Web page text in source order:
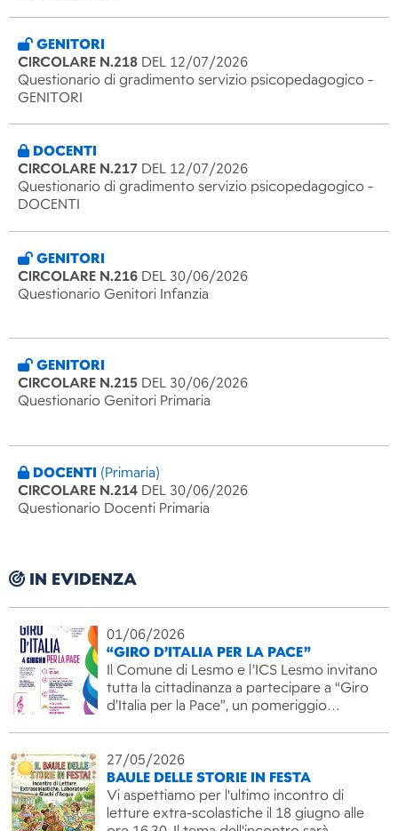
GENITORI
CIRCOLARE N.218 DEL 12/07/2026
Questionario di gradimento servizio psicopedagogico -
GENITORI
DOCENTI
CIRCOLARE N.217 DEL 12/07/2026
Questionario di gradimento servizio psicopedagogico -
DOCENTI
GENITORI
CIRCOLARE N.216 DEL 30/06/2026
Questionario Genitori Infanzia
GENITORI
CIRCOLARE N.215 DEL 30/06/2026
Questionario Genitori Primaria
DOCENTI (Primaria)
CIRCOLARE N.214 DEL 30/06/2026
Questionario Docenti Primaria
IN EVIDENZA
01/06/2026
“GIRO D’ITALIA PER LA PACE”
Il Comune di Lesmo e l’ICS Lesmo invitano
tutta la cittadinanza a partecipare a “Giro
d’Italia per la Pace”, un pomeriggio…
27/05/2026
BAULE DELLE STORIE IN FESTA
Vi aspettiamo per l'ultimo incontro di
letture extra-scolastiche il 18 giugno alle